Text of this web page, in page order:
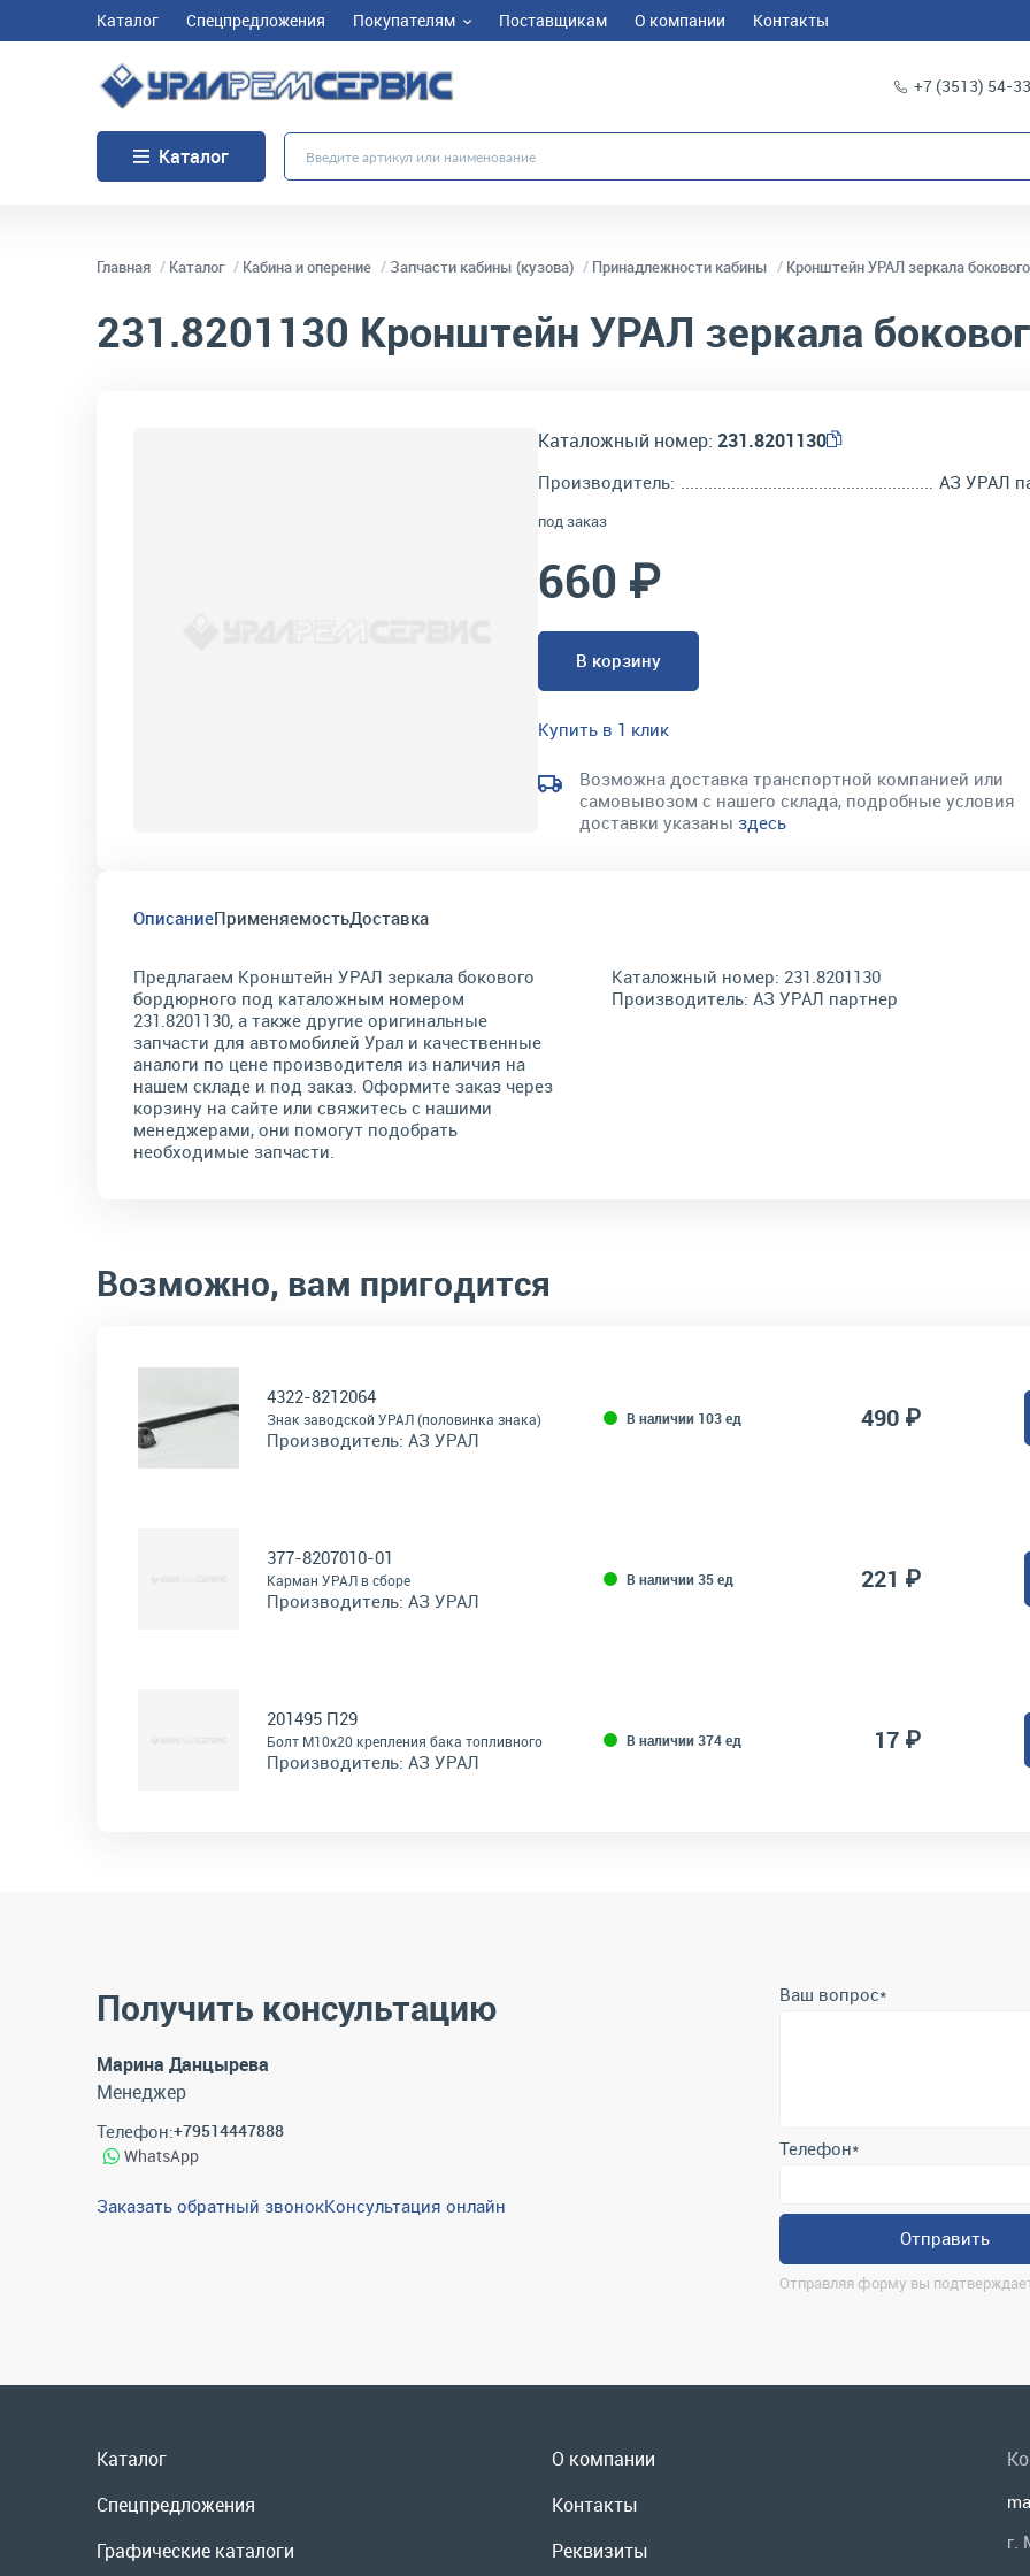
Каталог Спецпредложения Покупателям Поставщикам О компании Контакты
+7 (3513) 54-
Каталог
Главная Каталог Кабина и оперение Запчасти кабины (кузова) Принадлежности кабины Кронштейн УРАЛ зеркала
231.8201130 Кронштейн УРАЛ зеркала
Каталожный номер: 231.8201130
Производитель: АЗ УРАЛ
под заказ
660 ₽
В корзину
Купить в 1 клик
Возможна доставка транспортной компанией или
самовывозом с нашего склада, подробные условия
доставки указаны здесь
ОписаниеПрименяемостьДоставка
Предлагаем Кронштейн УРАЛ зеркала бокового
бордюрного под каталожным номером
231.8201130, а также другие оригинальные
запчасти для автомобилей Урал и качественные
аналоги по цене производителя из наличия на
нашем складе и под заказ. Оформите заказ через
корзину на сайте или свяжитесь с нашими
менеджерами, они помогут подобрать
необходимые запчасти.
Каталожный номер: 231.8201130
Производитель: АЗ УРАЛ партнер
Возможно, вам пригодится
4322-8212064
Знак заводской УРАЛ (половинка знака)
Производитель: АЗ УРАЛ
В наличии 103 ед 490 ₽
377-8207010-01
Карман УРАЛ в сборе
Производитель: АЗ УРАЛ
В наличии 35 ед 221 ₽
201495 П29
Болт М10х20 крепления бака топливного
Производитель: АЗ УРАЛ
В наличии 374 ед 17 ₽
Получить консультацию
Марина Данцырева
Менеджер
Телефон:+79514447888
WhatsApp
Заказать обратный звонокКонсультация онлайн
Ваш вопрос*
Каталог
Гарантии и возврат
Скидки
О компании
г.